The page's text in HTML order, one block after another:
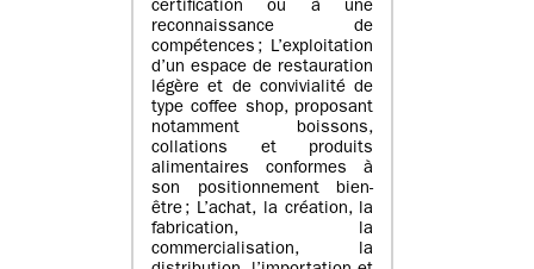
certification ou à une
reconnaissance de
compétences ; L’exploitation
d’un espace de restauration
légère et de convivialité de
type coffee shop, proposant
notamment boissons,
collations et produits
alimentaires conformes à
son positionnement bien-
être ; L’achat, la création, la
fabrication, la
commercialisation, la